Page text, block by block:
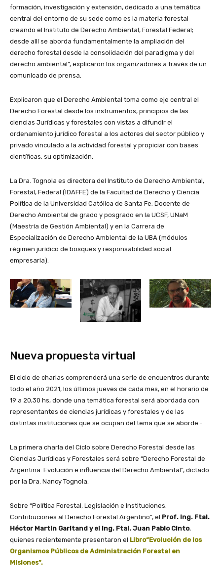
formación, investigación y extensión, dedicado a una temática
central del entorno de su sede como es la materia forestal
creando el Instituto de Derecho Ambiental, Forestal Federal;
desde allí se aborda fundamentalmente la ampliación del
derecho forestal desde la consolidación del paradigma y del
derecho ambiental”, explicaron los organizadores a través de un
comunicado de prensa.
Explicaron que el Derecho Ambiental toma como eje central el
Derecho Forestal desde los instrumentos, principios de las
ciencias Jurídicas y forestales con vistas a difundir el
ordenamiento jurídico forestal a los actores del sector público y
privado vinculado a la actividad forestal y propiciar con bases
científicas, su optimización.
La Dra. Tognola es directora del Instituto de Derecho Ambiental,
Forestal, Federal (IDAFFE) de la Facultad de Derecho y Ciencia
Política de la Universidad Católica de Santa Fe; Docente de
Derecho Ambiental de grado y posgrado en la UCSF, UNaM
(Maestría de Gestión Ambiental) y en la Carrera de
Especialización de Derecho Ambiental de la UBA (módulos
régimen jurídico de bosques y responsabilidad social
empresaria).
Nueva propuesta virtual
El ciclo de charlas comprenderá una serie de encuentros durante
todo el año 2021, los últimos jueves de cada mes, en el horario de
19 a 20,30 hs, donde una temática forestal será abordada con
representantes de ciencias jurídicas y forestales y de las
distintas instituciones que se ocupan del tema que se aborde.-
La primera charla del Ciclo sobre Derecho Forestal desde las
Ciencias Jurídicas y Forestales será sobre “Derecho Forestal de
Argentina. Evolución e influencia del Derecho Ambiental”, dictado
por la Dra. Nancy Tognola.
Sobre “Política Forestal, Legislación e Instituciones.
Contribuciones al Derecho Forestal Argentino”, el Prof. Ing. Ftal.
Héctor Martin Garltand y el Ing. Ftal. Juan Pablo Cinto,
quienes recientemente presentaron el Libro“Evolución de los
Organismos Públicos de Administración Forestal en
Misiones”.